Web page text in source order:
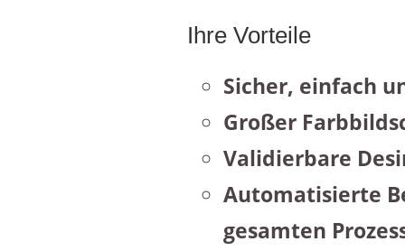
Ihre Vorteile
Sicher, einfach
Großer
Validierbare
Automatisierte
gesamten